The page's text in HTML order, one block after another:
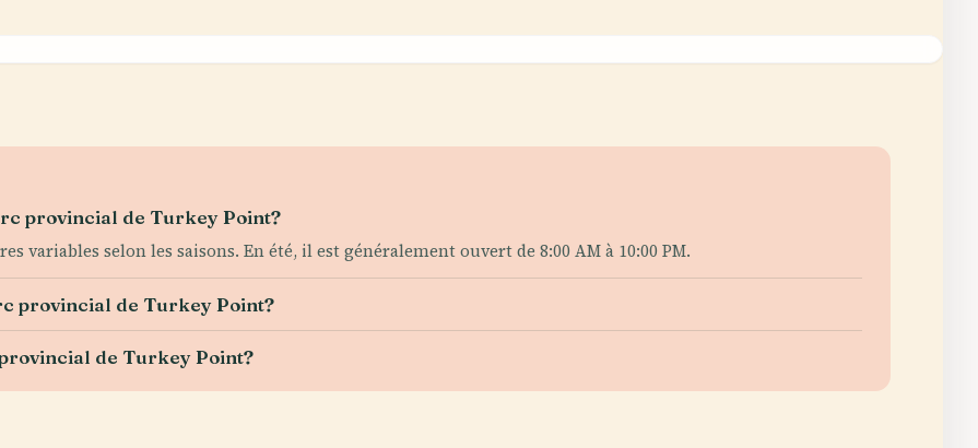
provincial de Turkey Point?
variables selon les saisons. En été, il est généralement ouvert de 8:00 AM à 10:00 PM.
provincial de Turkey Point?
de Turkey Point?